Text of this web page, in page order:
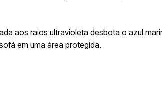
aos raios ultravioleta desbota o azul
em uma área protegida.